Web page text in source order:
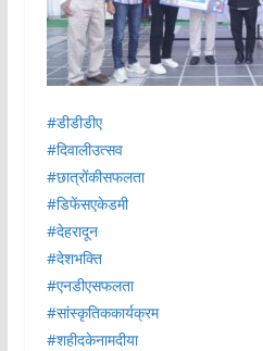
#डीडीडीए
#दिवालीउत्सव
#छात्रोंकीसफलता
#डिफेंसएकेडमी
#देहरादून
#देशभक्ति
#एनडीएसफलता
#सांस्कृतिककार्यक्रम
#शहीदकेनामदीया